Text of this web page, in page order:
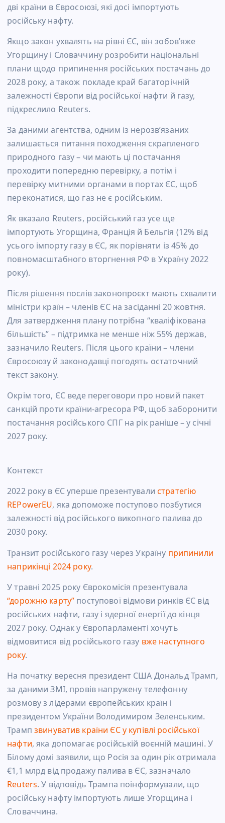
дві країни в Євросоюзі, які досі імпортують
російську нафту.
Якщо закон ухвалять на рівні ЄС, він зобов’яже
Угорщину і Словаччину розробити національні
плани щодо припинення російських постачань до
2028 року, а також покладе край багаторічній
залежності Європи від російської нафти й газу,
підкреслило Reuters.
За даними агентства, одним із нерозв’язаних
залишається питання походження скрапленого
природного газу – чи мають ці постачання
проходити попередню перевірку, а потім і
перевірку митними органами в портах ЄС, щоб
переконатися, що газ не є російським.
Як вказало Reuters, російський газ усе ще
імпортують Угорщина, Франція й Бельгія (12% від
усього імпорту газу в ЄС, як порівняти із 45% до
повномасштабного вторгнення РФ в Україну 2022
року).
Після рішення послів законопроєкт мають схвалити
міністри країн – членів ЄС на засіданні 20 жовтня.
Для затвердження плану потрібна “кваліфікована
більшість” – підтримка не менше ніж 55% держав,
зазначило Reuters. Після цього країни – члени
Євросоюзу й законодавці погодять остаточний
текст закону.
Окрім того, ЄС веде переговори про новий пакет
санкцій проти країни-агресора РФ, щоб заборонити
постачання російського СПГ на рік раніше – у січні
2027 року.
Контекст
2022 року в ЄС уперше презентувалистратегію
REPowerEU, яка допоможе поступово позбутися
залежності від російського викопного палива до
2030 року.
Транзит російського газу через Україну припинили
наприкінці 2024 року.
У травні 2025 року Єврокомісія презентувала
“дорожню карту” поступової відмови ринків ЄС від
російських нафти, газу і ядерної енергії до кінця
2027 року. Однак у Європарламенті хочуть
відмовитися від російського газу вже наступного
року.
На початку вересня президент США Дональд Трамп,
за даними ЗМІ, провів напружену телефонну
розмову з лідерами європейських країн і
президентом України Володимиром Зеленським.
Трамп звинуватив країни ЄС у купівлі російської
нафти, яка допомагає російській воєнній машині. У
Білому домі заявили, що Росія за один рік отримала
€1,1 млрд від продажу палива в ЄС, зазначало
Reuters. У відповідь Трампа поінформували, що
російську нафту імпортують лише Угорщина і
Словаччина.